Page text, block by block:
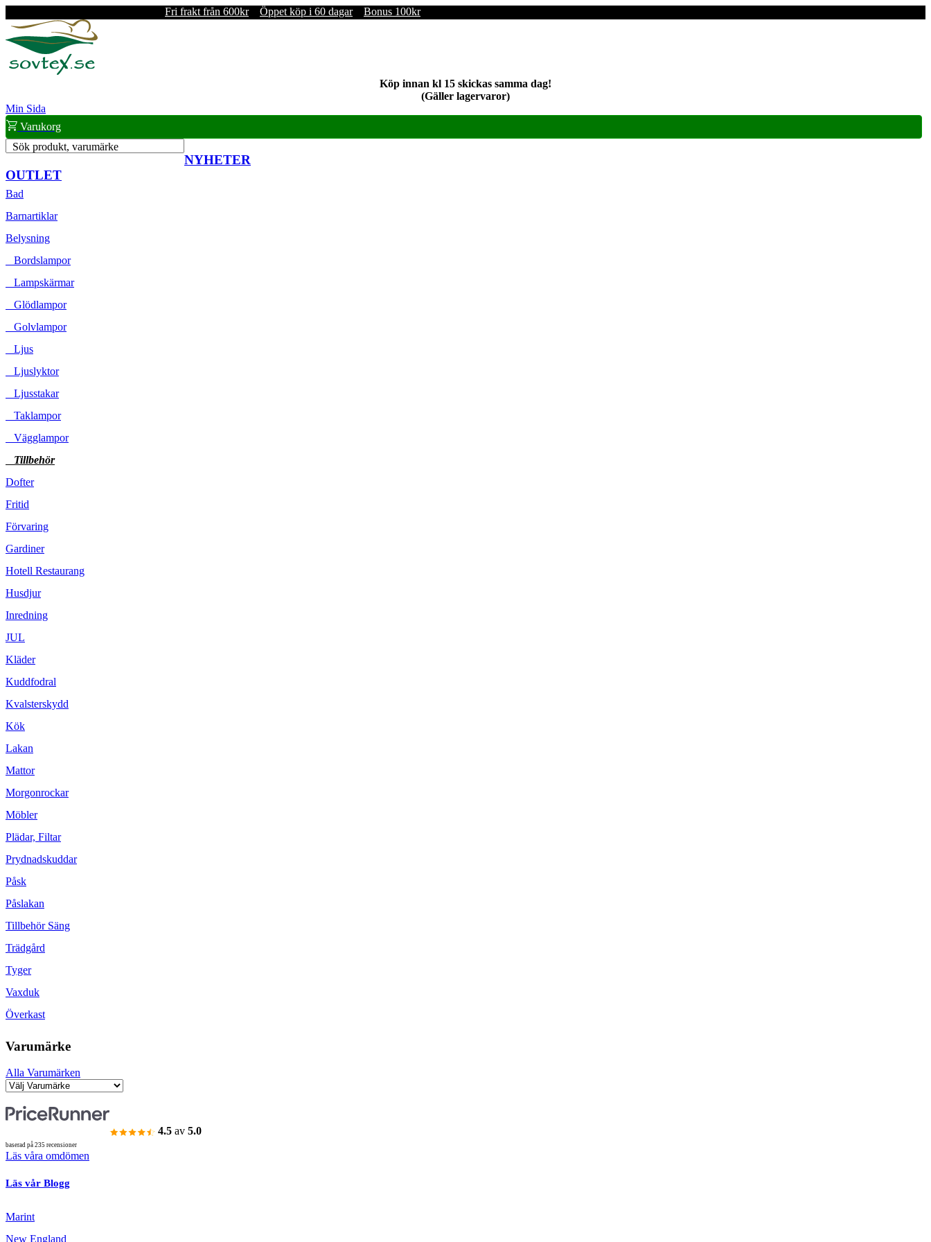
Fri frakt från 600kr Öppet köp i 60 dagar Bonus 100kr
Köp innan kl 15 skickas samma dag!
(Gäller lagervaror)
Min Sida
Varukorg
Sök produkt, varumärke
NYHETER
OUTLET
Bad
Barnartiklar
Belysning
Bordslampor
Lampskärmar
Glödlampor
Golvlampor
Ljus
Ljuslyktor
Ljusstakar
Taklampor
Vägglampor
Tillbehör
Dofter
Fritid
Förvaring
Gardiner
Hotell Restaurang
Husdjur
Inredning
JUL
Kläder
Kuddfodral
Kvalsterskydd
Kök
Lakan
Mattor
Morgonrockar
Möbler
Plädar, Filtar
Prydnadskuddar
Påsk
Påslakan
Tillbehör Säng
Trädgård
Tyger
Vaxduk
Överkast
Varumärke
Alla Varumärken
4.5 av 5.0
baserad på 235 recensioner
Läs våra omdömen
Läs vår Blogg
Marint
New England